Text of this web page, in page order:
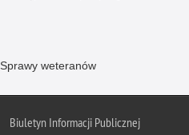
Sprawy weteranów
Biuletyn Informacji Publicznej